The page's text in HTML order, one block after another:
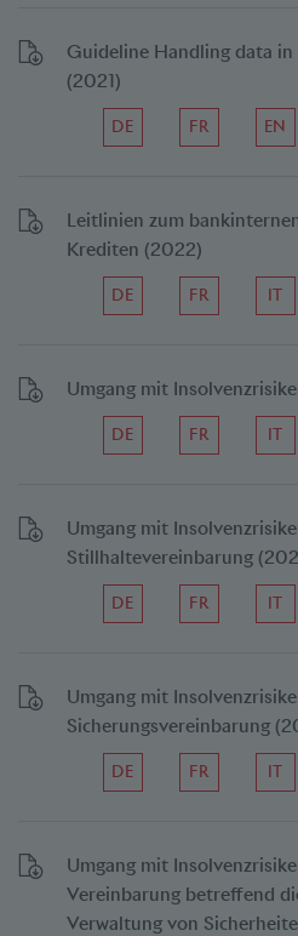
Guideline Handling data
(2021)
DE FR EN
Leitlinien zum
Krediten (2022)
DE FR IT
Umgang mit
DE FR IT
Umgang mit
Stillhaltevereinbarung
DE FR IT
Umgang mit
Sicherungsvereinbarung
DE FR IT
Umgang mit
Vereinbarung betreffend
Verwaltung von